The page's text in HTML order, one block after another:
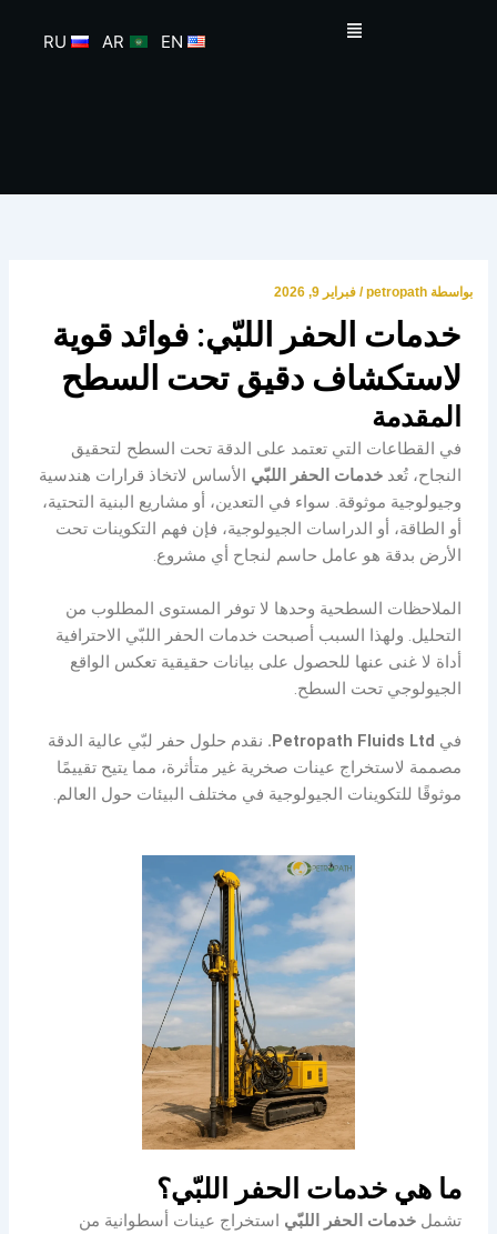
القائمة
EN
AR
RU
بواسطة petropath
/فبراير 9, 2026
خدمات الحفر اللبّي: فوائد قوية
لاستكشاف دقيق تحت السطح
المقدمة
في القطاعات التي تعتمد على الدقة تحت السطح لتحقيق
النجاح، تُعدخدمات الحفر اللبّي الأساس لاتخاذ قرارات هندسية
وجيولوجية موثوقة. سواء في التعدين، أو مشاريع البنية التحتية،
أو الطاقة، أو الدراسات الجيولوجية، فإن فهم التكوينات تحت
الأرض بدقة هو عامل حاسم لنجاح أي مشروع.
الملاحظات السطحية وحدها لا توفر المستوى المطلوب من
التحليل. ولهذا السبب أصبحت خدمات الحفر اللبّي الاحترافية
أداة لا غنى عنها للحصول على بيانات حقيقية تعكس الواقع
الجيولوجي تحت السطح.
في Petropath Fluids Ltd. نقدم حلول حفر لبّي عالية الدقة
مصممة لاستخراج عينات صخرية غير متأثرة، مما يتيح تقييمًا
موثوقًا للتكوينات الجيولوجية في مختلف البيئات حول العالم.
ما هي خدمات الحفر اللبّي؟
تشملخدمات الحفر اللبّي استخراج عينات أسطوانية من